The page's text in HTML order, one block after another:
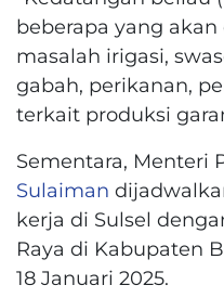
beberapa yang
masalah irigasi,
gabah, perikanan,
terkait produksi
Sementara, Menteri
Sulaiman
kerja di Sulsel
Raya di Kabupaten
18 Januari 2025.